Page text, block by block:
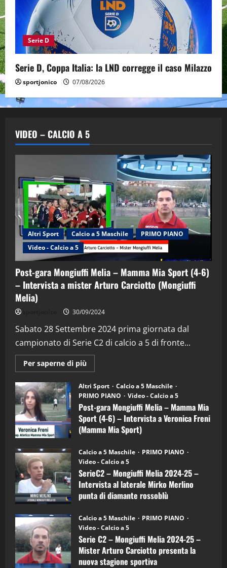
Serie D
Serie D, Coppa Italia: la LND corregge il caso Milazzo
sportjonico 07/08/2026
VIDEO – CALCIO A 5
Altri Sport Calcio a 5 Maschile
PRIMO PIANO
Video - Calcio a 5
Post-gara Mongiuffi Melia – Mamma Mia Sport (4-6)
– Intervista a mister Arturo Carciotto (Mongiuffi
Melia)
30/09/2024
Sabato 28 Settembre 2024 prima giornata dal
campionato di Serie C2 di calcio a 5 di fronte...
Per saperne di più
informazioni
Post-
gara
Mongiuffi
Melia
–
Mamma
Mia
Sport
6)
–
Intervista
a
mister
Arturo
Carciotto
(Mongiuffi
Altri Sport
Calcio a 5 Maschile
PRIMO PIANO
Video - Calcio a 5
Post-gara Mongiuffi Melia – Mamma Mia
Sport (4-6) – Intervista a Veronica Freni
(Mamma Mia Sport)
Calcio a 5 Maschile
PRIMO PIANO
Video - Calcio a 5
SerieC2 – Mongiuffi Melia 2024-25 –
Intervista al laterale Mirko Merlino
punta di diamante rossoblù
Calcio a 5 Maschile
PRIMO PIANO
Video - Calcio a 5
Serie C2 – Mongiuffi Melia 2024-25 –
Mister Arturo Carciotto presenta la
nuova stagione sportiva
2
“SportEmpire” in Podcast: 29^ Puntata
(Martedi 28 Aprile 2026)
28/04/2026
3
"SportEmpire" in Podcast
“SportEmpire” in Podcast: 28^ Puntata
(Martedi 21 Aprile 2026)
21/04/2026
4
“SportEmpire” in Podcast: 27^ Puntata
(Martedi 14 Aprile 2026)
15/04/2026
5
“SportEmpire” in Podcast: 26^ Puntata
(Martedi 07 Aprile 2026)
08/04/2026